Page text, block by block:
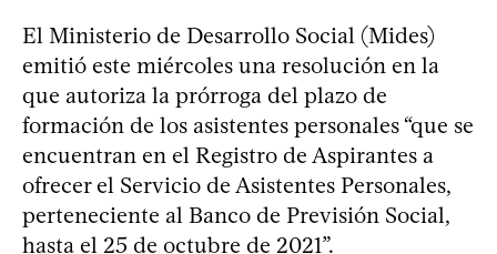
El Ministerio de Desarrollo Social (Mides)
emitió este miércoles una resolución en la
que autoriza la prórroga del plazo de
formación de los asistentes personales “que se
encuentran en el Registro de Aspirantes a
ofrecer el Servicio de Asistentes Personales,
perteneciente al Banco de Previsión Social,
hasta el 25 de octubre de 2021”.